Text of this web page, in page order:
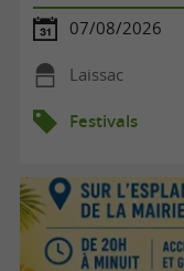
07/08/2026
Laissac
Festivals